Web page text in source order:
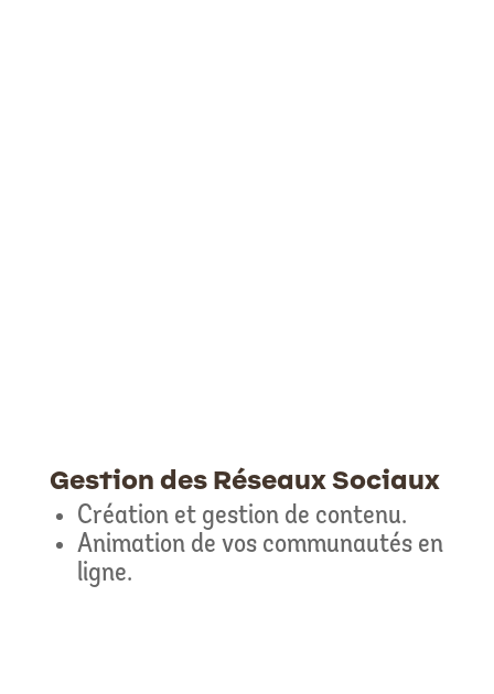
Gestion des Réseaux Sociaux
Création et gestion de contenu.
Animation de vos communautés en
ligne.